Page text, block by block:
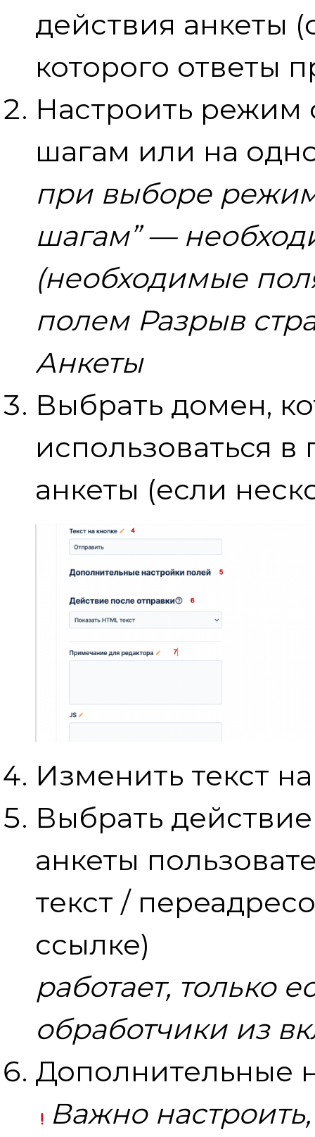
действия анкеты
которого ответы
Настроить режим
шагам или на
при выборе
шагам” —
(необходимые
полем Разрыв
Анкеты
Выбрать домен,
использоваться
анкеты (если
Изменить текст
Выбрать
анкеты
текст /
ссылке)
работает, только
обработчики из
Дополнительные
Важно